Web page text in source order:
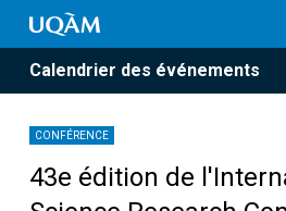
Calendrier des événements
CONFÉRENCE
43e édition de